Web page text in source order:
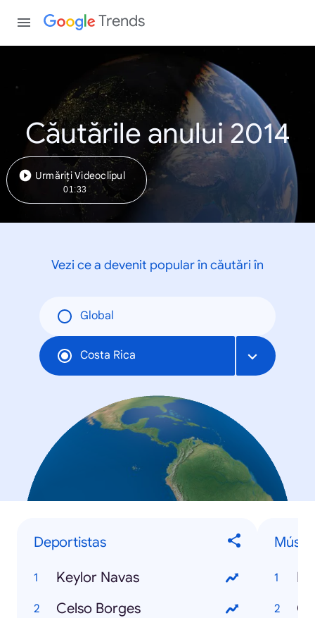
Trends
Căutările anului 2014
Urmăriți Videoclipul
01:33
Vezi ce a devenit popular în căutări în
Global
Costa Rica
Deportistas
Keylor Navas
Celso Borges